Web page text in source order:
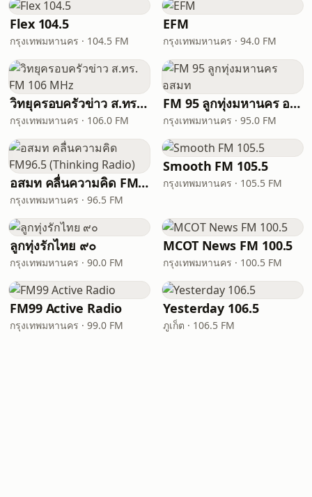
Flex 104.5
กรุงเทพมหานคร · 104.5 FM
EFM
กรุงเทพมหานคร · 94.0 FM
วิทยุครอบครัวข่าว ส.ทร. FM 106 MHz
กรุงเทพมหานคร · 106.0 FM
FM 95 ลูกทุ่งมหานคร อสมท
กรุงเทพมหานคร · 95.0 FM
อสมท คลื่นความคิด FM96.5 (Thinking Radio)
กรุงเทพมหานคร · 96.5 FM
Smooth FM 105.5
กรุงเทพมหานคร · 105.5 FM
ลูกทุ่งรักไทย ๙๐
กรุงเทพมหานคร · 90.0 FM
MCOT News FM 100.5
กรุงเทพมหานคร · 100.5 FM
FM99 Active Radio
กรุงเทพมหานคร · 99.0 FM
Yesterday 106.5
ภูเก็ต · 106.5 FM